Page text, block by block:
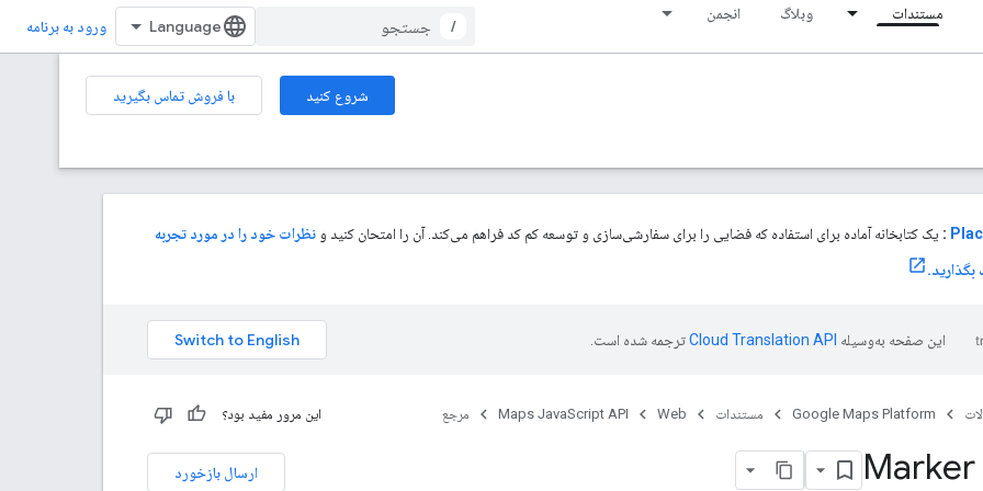
مستندات وبلاگ انجمن
/ ورود به برنامه
شروع کنید
با فروش تماس بگیرید
: یک کتابخانه آماده برای استفاده که فضایی را برای سفارشی‌سازی و توسعه کم کد فراهم می‌کند. آن را امتحان کنید و نظرات خود را در مورد تجربه
این صفحه به‌وسیله ترجمه شده است.
Google Maps Platform مستندات Web
Maps JavaScript API مرجع این مرور مفید بود؟
ارسال بازخورد Marker